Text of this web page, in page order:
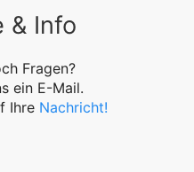
& Info
Fragen?
ein E-Mail.
Ihre Nachricht!